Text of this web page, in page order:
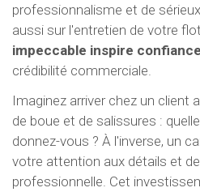
professionnalisme et de
aussi sur l'entretien de votre
impeccable inspire confiance
crédibilité commerciale.
Imaginez arriver chez un client
de boue et de salissures :
donnez-vous ? À l'inverse, un
votre attention aux détails et
professionnelle. Cet